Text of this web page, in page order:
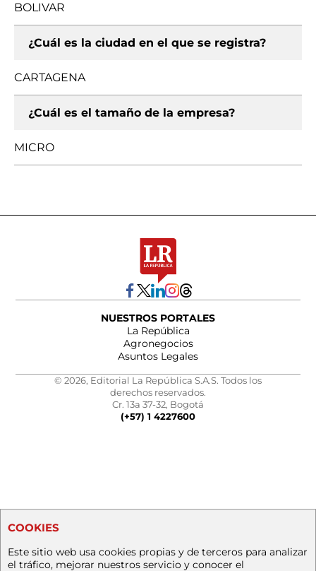
BOLIVAR
¿Cuál es la ciudad en el que se registra?
CARTAGENA
¿Cuál es el tamaño de la empresa?
MICRO
NUESTROS PORTALES
La República
Agronegocios
Asuntos Legales
© 2026, Editorial La República S.A.S. Todos los
derechos reservados.
Cr. 13a 37-32, Bogotá
(+57) 1 4227600
COOKIES
Este sitio web usa cookies propias y de terceros para analizar
el tráfico, mejorar nuestros servicio y conocer el